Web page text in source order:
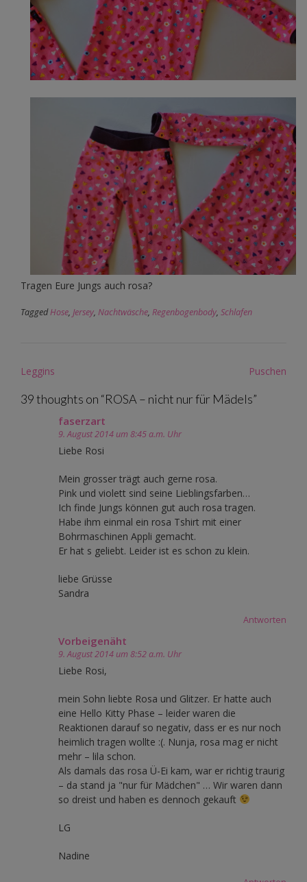
Tragen Eure Jungs auch rosa?
TaggedHose, Jersey, Nachtwäsche, Regenbogenbody, Schlafen
Post
Leggins Puschen
39 thoughts on “ROSA – nicht nur für Mädels”
faserzart
9. August 2014 um 8:45 a.m. Uhr
Liebe Rosi
Mein grosser trägt auch gerne rosa.
Pink und violett sind seine Lieblingsfarben…
Ich finde Jungs können gut auch rosa tragen.
Habe ihm einmal ein rosa Tshirt mit einer
Bohrmaschinen Appli gemacht.
Er hat s geliebt. Leider ist es schon zu klein.
liebe Grüsse
Sandra
Antworten
Vorbeigenäht
9. August 2014 um 8:52 a.m. Uhr
Liebe Rosi,
mein Sohn liebte Rosa und Glitzer. Er hatte auch
eine Hello Kitty Phase – leider waren die
Reaktionen darauf so negativ, dass er es nur noch
heimlich tragen wollte :(. Nunja, rosa mag er nicht
mehr – lila schon.
Als damals das rosa Ü-Ei kam, war er richtig traurig
– da stand ja "nur für Mädchen" … Wir waren dann
so dreist und haben es dennoch gekauft
LG
Nadine